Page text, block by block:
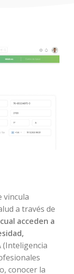
vincula
a través de
acceden a
(Inteligencia
conocer la